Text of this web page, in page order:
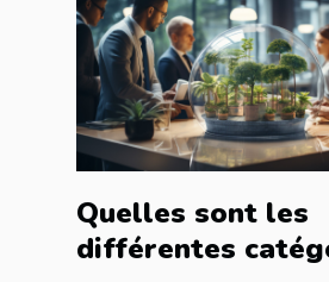
Quelles sont les
différentes